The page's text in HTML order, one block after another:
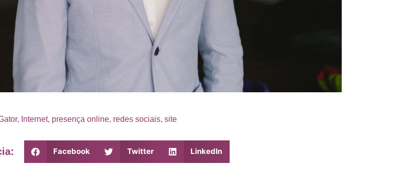
, Internet, presença online, redes sociais, site
Facebook Twitter LinkedIn